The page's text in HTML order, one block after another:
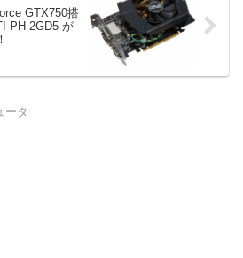
GTX750搭
PH-2GD5 が
ータ